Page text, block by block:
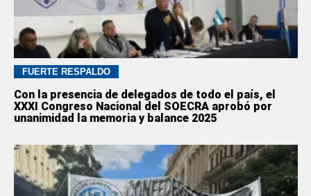
FUERTE RESPALDO
Con la presencia de delegados de todo el país, el
XXXI Congreso Nacional del SOECRA aprobó por
unanimidad la memoria y balance 2025